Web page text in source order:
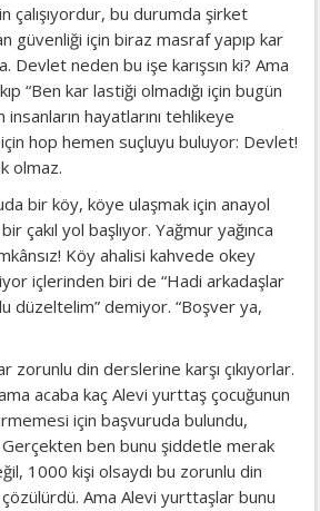
çalışıyordur, bu durumda şirket
güvenliği için biraz masraf yapıp kar
Devlet neden bu işe karışsın ki? Ama
“Ben kar lastiği olmadığı için bugün
insanların hayatlarını tehlikeye
hop hemen suçluyu buluyor: Devlet!
olmaz.
bir köy, köye ulaşmak için anayol
çakıl yol başlıyor. Yağmur yağınca
Köy ahalisi kahvede okey
içlerinden biri de “Hadi arkadaşlar
düzeltelim” demiyor. “Boşver ya,
zorunlu din derslerine karşı çıkıyorlar.
acaba kaç Alevi yurttaş çocuğunun
için başvuruda bulundu,
Gerçekten ben bunu şiddetle merak
1000 kişi olsaydı bu zorunlu din
Ama Alevi yurttaşlar bunu